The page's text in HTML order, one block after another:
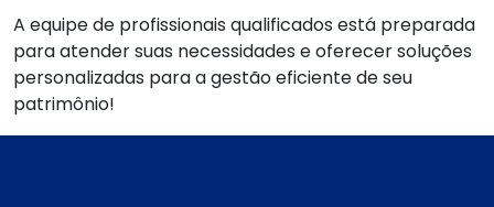
A equipe de profissionais qualificados está preparada
para atender suas necessidades e oferecer soluções
personalizadas para a gestão eficiente de seu
patrimônio!